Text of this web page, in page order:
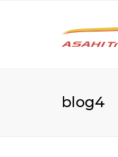
blog4